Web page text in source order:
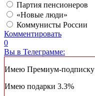
Партия пенсионеров
«Новые люди»
Коммунисты России
Комментировать
0
Вы в Телеграмме:
Имею Премиум-подписку
Имею подарки 3.3%